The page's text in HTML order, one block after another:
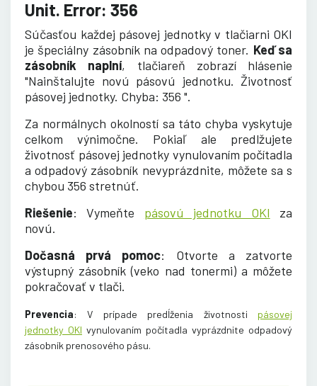
Unit. Error: 356
Súčasťou každej pásovej jednotky v tlačiarni OKI
je špeciálny zásobník na odpadový toner. Keď sa
zásobník naplní, tlačiareň zobrazí hlásenie
"Nainštalujte novú pásovú jednotku. Životnosť
pásovej jednotky. Chyba: 356 ".
Za normálnych okolností sa táto chyba vyskytuje
celkom výnimočne. Pokiaľ ale predlžujete
životnosť pásovej jednotky vynulovaním počítadla
a odpadový zásobník nevyprázdnite, môžete sa s
chybou 356 stretnúť.
Riešenie: Vymeňte pásovú jednotku OKI za
novú.
Dočasná prvá pomoc: Otvorte a zatvorte
výstupný zásobník (veko nad tonermi) a môžete
pokračovať v tlači.
Prevencia: V prípade predĺženia životnosti pásovej
jednotky OKI vynulovaním počítadla vyprázdnite odpadový
zásobník prenosového pásu.